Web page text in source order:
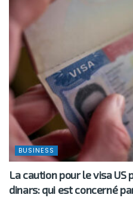
BUSINESS
La caution pour le visa
dinars: qui est concerné